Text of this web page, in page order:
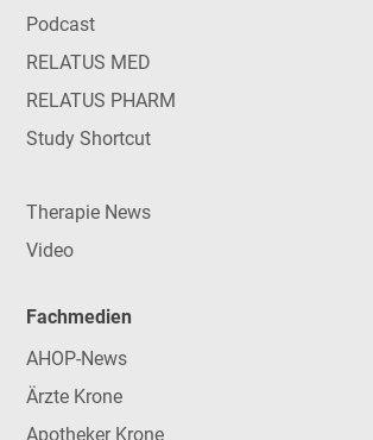
Podcast
RELATUS MED
RELATUS PHARM
Study Shortcut
Therapie News
Video
Fachmedien
AHOP-News
Ärzte Krone
Apotheker Krone